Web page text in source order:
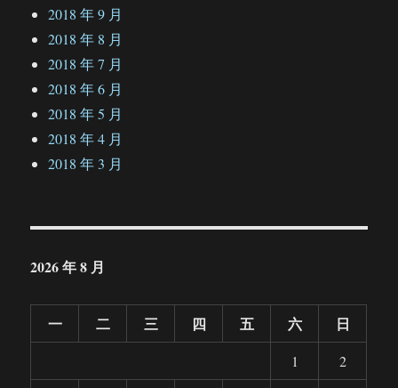
2018 年 9 月
2018 年 8 月
2018 年 7 月
2018 年 6 月
2018 年 5 月
2018 年 4 月
2018 年 3 月
2026 年 8 月
一 二 三 四 五 六 日
1
2